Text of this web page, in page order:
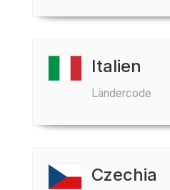
Italien
Ländercode
Czechia